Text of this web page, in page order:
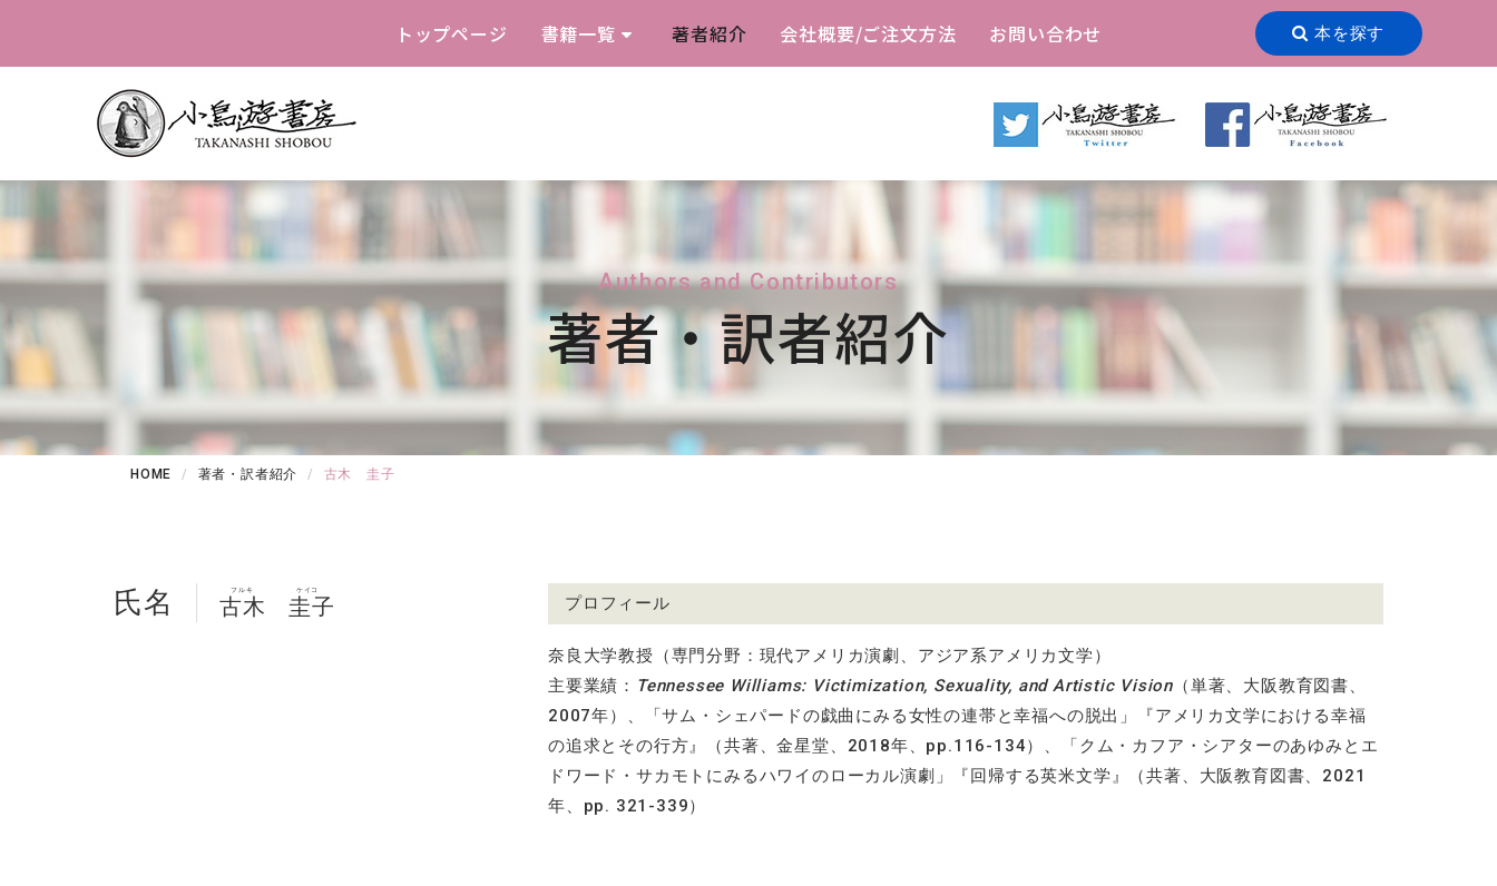
トップページ 書籍一覧 著者紹介 会社概要/ご注文方法 お問い合わせ 本を探す
Authors and Contributors
著者・訳者紹介
HOME 著者・訳者紹介 古木 圭子
氏名 古木
フルキ
圭子
ケイコ
プロフィール
奈良大学教授（専門分野：現代アメリカ演劇、アジア系アメリカ文学）
主要業績： Tennessee Williams: Victimization, Sexuality, and Artistic Vision （単著、大阪教育図書、
2007年）、「サム・シェパードの戯曲にみる女性の連帯と幸福への脱出」『アメリカ文学における幸福
の追求とその行方』（共著、金星堂、 2018年、 pp.116-134）、「クム・カフア・シアターのあゆみとエ
ドワード・サカモトにみるハワイのローカル演劇」『回帰する英米文学』（共著、大阪教育図書、 2021
年、 pp. 321-339）